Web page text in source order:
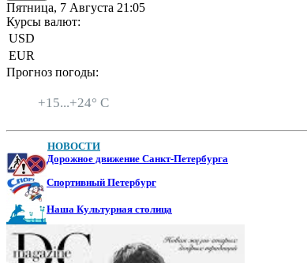
Пятница, 7 Августа 21:05
Курсы валют:
USD
EUR
Прогноз погоды:
+15...+24° C
НОВОСТИ
Дорожное движение Санкт-Петербурга
Спортивный Петербург
Наша Культурная столица